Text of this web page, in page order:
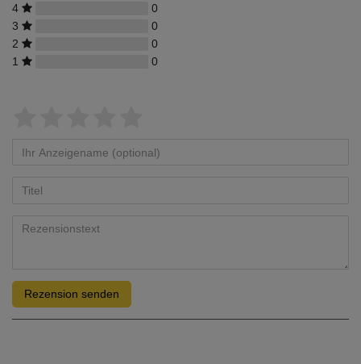
4
0
3
0
2
0
1
0
Rezension senden